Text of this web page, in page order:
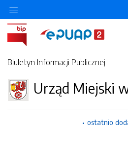
Biuletyn Informacji Publicznej
Urząd Miejski
ostatnio